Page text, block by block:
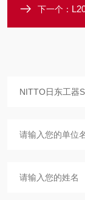
下一个：